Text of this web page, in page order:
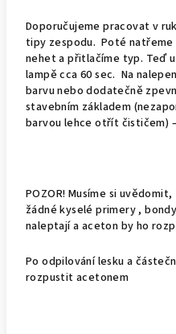
Doporučujeme pracovat v
tipy zespodu. Poté natřeme
nehet a přitlačíme typ. Teď
lampě cca 60 sec. Na
barvu nebo dodatečně
stavebním základem
barvou lehce otřít čističem)
POZOR! Musíme si
žádné kyselé primery ,
naleptají a aceton by ho
Po odpilování lesku a
rozpustit acetonem